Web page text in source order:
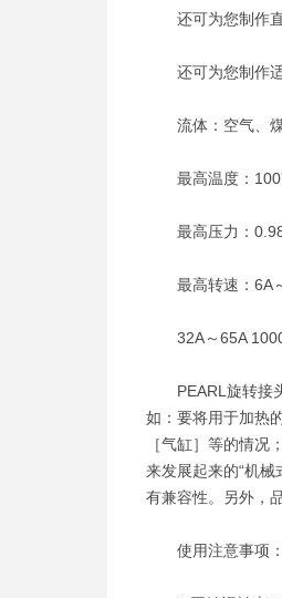
还可为您制作直
还可为您制作适
流体：空气、煤
最高温度：
最高压力：
最高转速：6A
32A～65A
PEARL旋转接头
如：要将用于加热
［气缸］等的情
来发展起来的“机
有兼容性。另外，
使用注意事项